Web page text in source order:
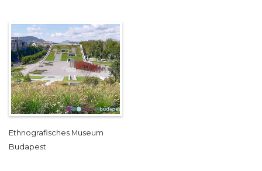
Ethnografisches Museum
Budapest